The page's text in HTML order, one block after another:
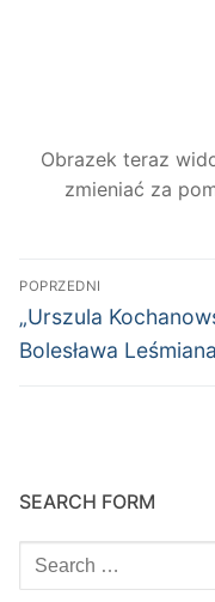
Obrazek teraz
zmieniać za
Nawigacja
wpisu
POPRZEDNI
Poprzedni
wpis:
„Urszula
Bolesława Leśmiana
SEARCH FORM
Szukaj: